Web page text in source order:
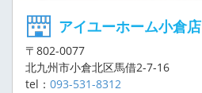
アイユーホーム小倉店
〒802-0077
北九州市小倉北区馬借2-7-16
tel： 093-531-8312